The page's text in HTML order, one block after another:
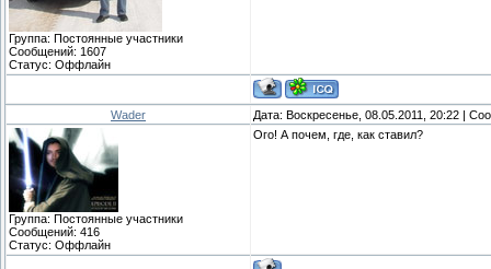
Группа: Постоянные участники
Сообщений: 1607
Статус: Оффлайн
Wader Дата: Воскресенье, 08.05.2011, 20:22 |
Группа: Постоянные участники
Сообщений: 416
Статус: Оффлайн
Ого! А почем, где, как ставил?